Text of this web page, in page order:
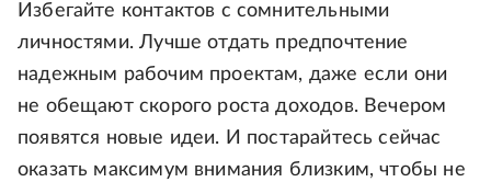
Избегайте контактов с сомнительными
личностями. Лучше отдать предпочтение
надежным рабочим проектам, даже если они
не обещают скорого роста доходов. Вечером
появятся новые идеи. И постарайтесь сейчас
оказать максимум внимания близким, чтобы не